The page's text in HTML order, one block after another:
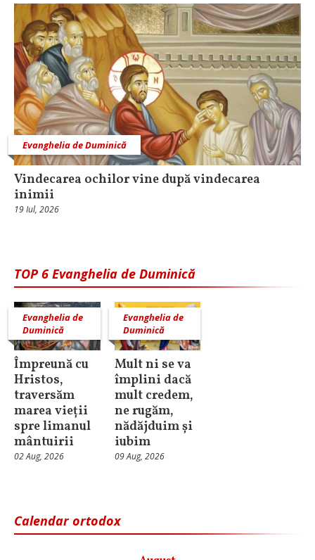
Evanghelia de Duminică
Vindecarea ochilor vine după vindecarea
inimii
19 Iul, 2026
TOP 6 Evanghelia de Duminică
Evanghelia de
Duminică
Împreună cu
Hristos,
traversăm
marea vieții
spre limanul
mântuirii
02 Aug, 2026
Evanghelia de
Duminică
Mult ni se va
împlini dacă
mult credem,
ne rugăm,
nădăjduim și
iubim
09 Aug, 2026
Calendar ortodox